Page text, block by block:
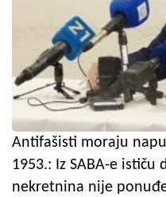
Antifašisti moraju
1953.: Iz SABA-e ističu
nekretnina nije